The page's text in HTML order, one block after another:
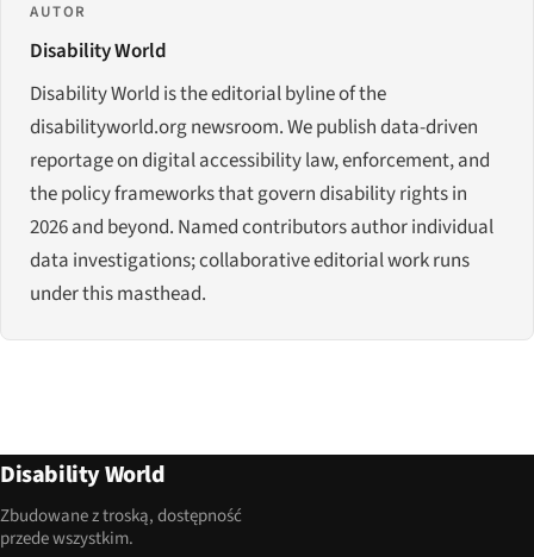
AUTOR
Disability World
Disability World is the editorial byline of the
disabilityworld.org newsroom. We publish data-driven
reportage on digital accessibility law, enforcement, and
the policy frameworks that govern disability rights in
2026 and beyond. Named contributors author individual
data investigations; collaborative editorial work runs
under this masthead.
Disability World
Zbudowane z troską, dostępność
przede wszystkim.